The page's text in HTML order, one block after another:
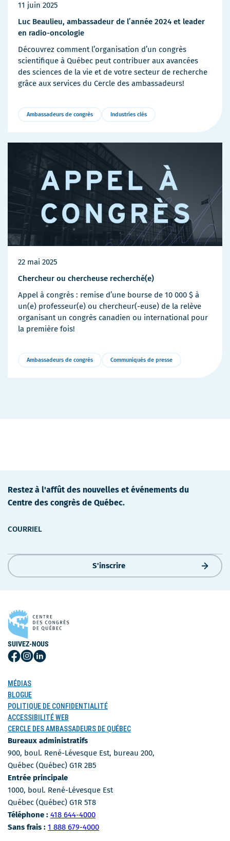
11 juin 2025
Luc Beaulieu, ambassadeur de l’année 2024 et leader
en radio-oncologie
Découvrez comment l’organisation d’un congrès
scientifique à Québec peut contribuer aux avancées
des sciences de la vie et de votre secteur de recherche
grâce aux services du Cercle des ambassadeurs!
Ambassadeurs de congrès Industries clés
Plus
22 mai 2025
Chercheur ou chercheuse recherché(e)
Appel à congrès : remise d’une bourse de 10 000 $ à
un(e) professeur(e) ou chercheur(-euse) de la relève
organisant un congrès canadien ou international pour
la première fois!
Ambassadeurs de congrès Communiqués de presse
Plus
Restez à l'affût des nouvelles et événements du
Centre des congrès de Québec.
COURRIEL
S'inscrire
SUIVEZ-NOUS
Suivez-
sur
Facebook
Suivez-
Instagram
Suivez-
MÉDIAS
BLOGUE
POLITIQUE DE CONFIDENTIALITÉ
ACCESSIBILITÉ WEB
CERCLE DES AMBASSADEURS DE QUÉBEC
Bureaux administratifs
900, boul. René-Lévesque Est, bureau 200,
Québec (Québec) G1R 2B5
Entrée principale
1000, boul. René-Lévesque Est
Québec (Québec) G1R 5T8
Téléphone : Numéro de téléphone
418 644-4000
Sans frais : Numéro sans-frais
1 888 679-4000